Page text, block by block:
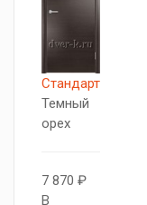
Стандарт
Темный
орех
7 870 ₽
В